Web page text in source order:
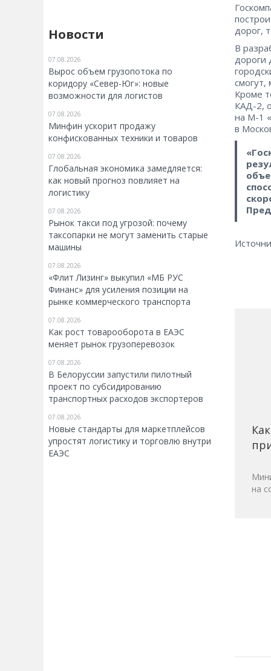
Новости
07.08.2026
Вырос объем грузопотока по
коридору «Север-Юг»: новые
возможности для логистов
07.08.2026
Минфин ускорит продажу
конфискованных техники и товаров
07.08.2026
Глобальная экономика замедляется:
как новый прогноз повлияет на
логистику
07.08.2026
Рынок такси под угрозой: почему
таксопарки не могут заменить старые
машины
07.08.2026
«Флит Лизинг» выкупил «МБ РУС
Финанс» для усиления позиции на
рынке коммерческого транспорта
07.08.2026
Как рост товарооборота в ЕАЭС
меняет рынок грузоперевозок
07.08.2026
В Белоруссии запустили пилотный
проект по субсидированию
транспортных расходов экспортеров
07.08.2026
Новые стандарты для маркетплейсов
упростят логистику и торговлю внутри
ЕАЭС
дорог,
В
дороги
смогут,
Кроме
КАД-2,
на М-1
в
на